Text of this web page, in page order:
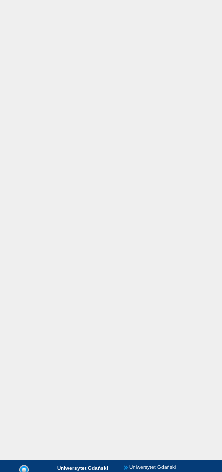
Uniwersytet Gdański Uniwersytet Gdański